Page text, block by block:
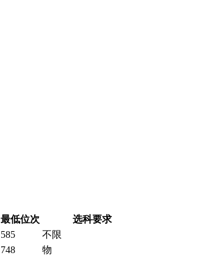
最低位次
选科要求
585
不限
748
物